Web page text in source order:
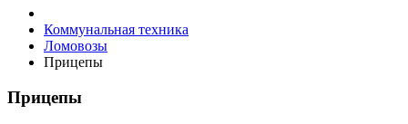
Коммунальная техника
Ломовозы
Прицепы
Прицепы